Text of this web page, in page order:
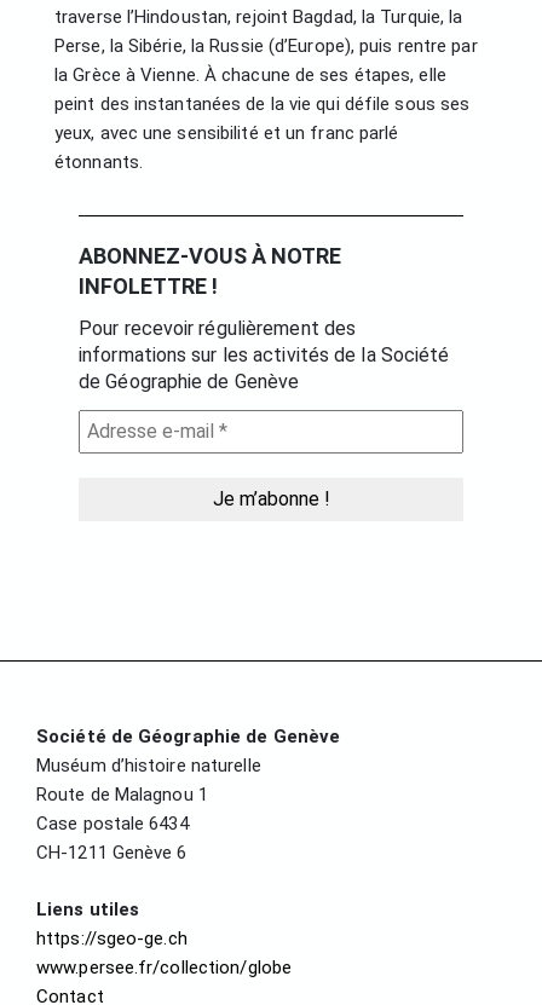
traverse l’Hindoustan, rejoint Bagdad, la Turquie, la
Perse, la Sibérie, la Russie (d’Europe), puis rentre par
la Grèce à Vienne. À chacune de ses étapes, elle
peint des instantanées de la vie qui défile sous ses
yeux, avec une sensibilité et un franc parlé
étonnants.
ABONNEZ-VOUS À NOTRE
INFOLETTRE !
Pour recevoir régulièrement des
informations sur les activités de la Société
de Géographie de Genève
Société de Géographie de Genève
Muséum d’histoire naturelle
Route de Malagnou 1
Case postale 6434
CH-1211 Genève 6
Liens utiles
https://sgeo-ge.ch
www.persee.fr/collection/globe
Contact